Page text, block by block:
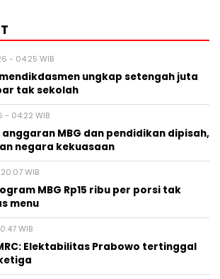
- 04:25 WIB
ungkap setengah juta
tak sekolah
- 04:22 WIB
anggaran MBG dan pendidikan dipisah,
negara kekuasaan
WIB
MBG Rp15 ribu per porsi tak
menu
WIB
Elektabilitas Prabowo tertinggal